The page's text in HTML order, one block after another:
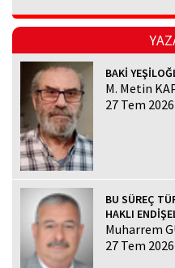
BAKİ
M. Metin
27 Tem 2026
BU SÜREÇ
HAKLI
Muharrem
27 Tem 2026